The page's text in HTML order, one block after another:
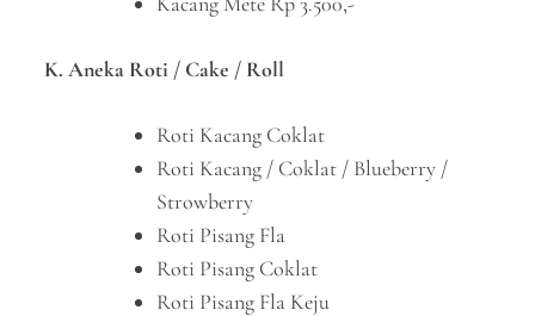
K. Aneka Roti / Cake / Roll
Roti Kacang Coklat
Roti Kacang / Coklat / Blueberry /
Strowberry
Roti Pisang Fla
Roti Pisang Coklat
Roti Pisang Fla Keju